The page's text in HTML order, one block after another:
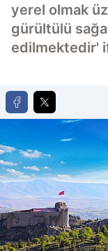
yerel olmak
gürültülü
edilmektedir'